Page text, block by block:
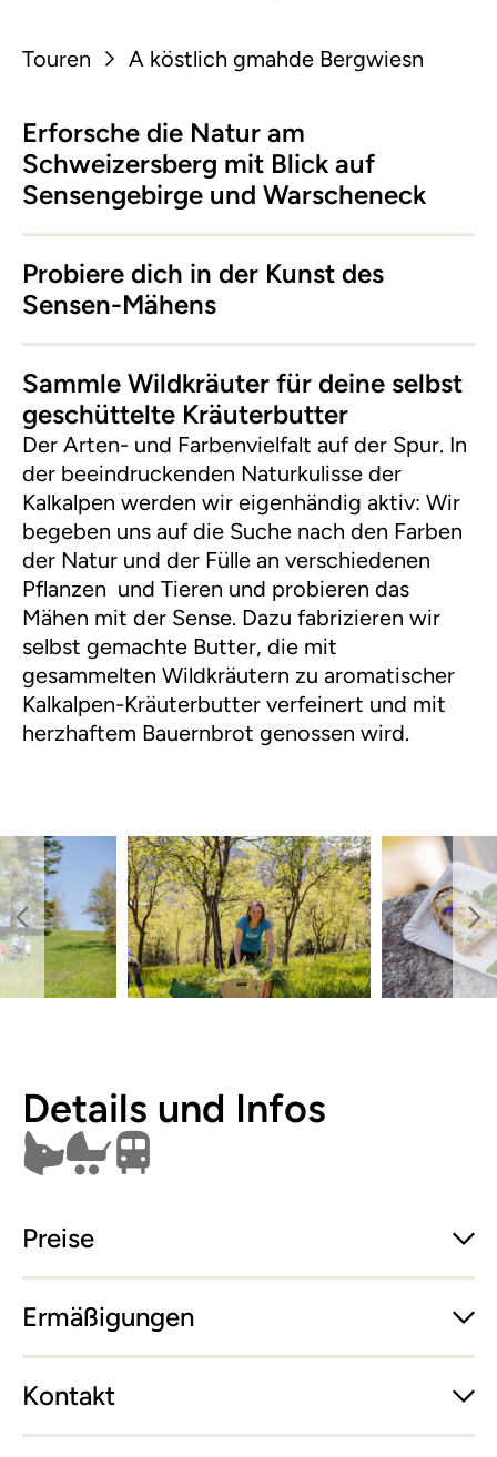
Touren A köstlich gmahde Bergwiesn
Erforsche die Natur am
Schweizersberg mit Blick auf
Sensengebirge und Warscheneck
Probiere dich in der Kunst des
Sensen-Mähens
Sammle Wildkräuter für deine selbst
geschüttelte Kräuterbutter
Der Arten- und Farbenvielfalt auf der Spur. In
der beeindruckenden Naturkulisse der
Kalkalpen werden wir eigenhändig aktiv: Wir
begeben uns auf die Suche nach den Farben
der Natur und der Fülle an verschiedenen
Pflanzen und Tieren und probieren das
Mähen mit der Sense. Dazu fabrizieren wir
selbst gemachte Butter, die mit
gesammelten Wildkräutern zu aromatischer
Kalkalpen-Kräuterbutter verfeinert und mit
herzhaftem Bauernbrot genossen wird.
Details und Infos
Hunde erlaubt
Kinderwagen
Preise
Ermäßigungen
Kontakt